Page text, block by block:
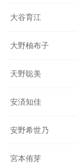
大谷育江
大野柚布子
天野聡美
安済知佳
安野希世乃
宮本侑芽